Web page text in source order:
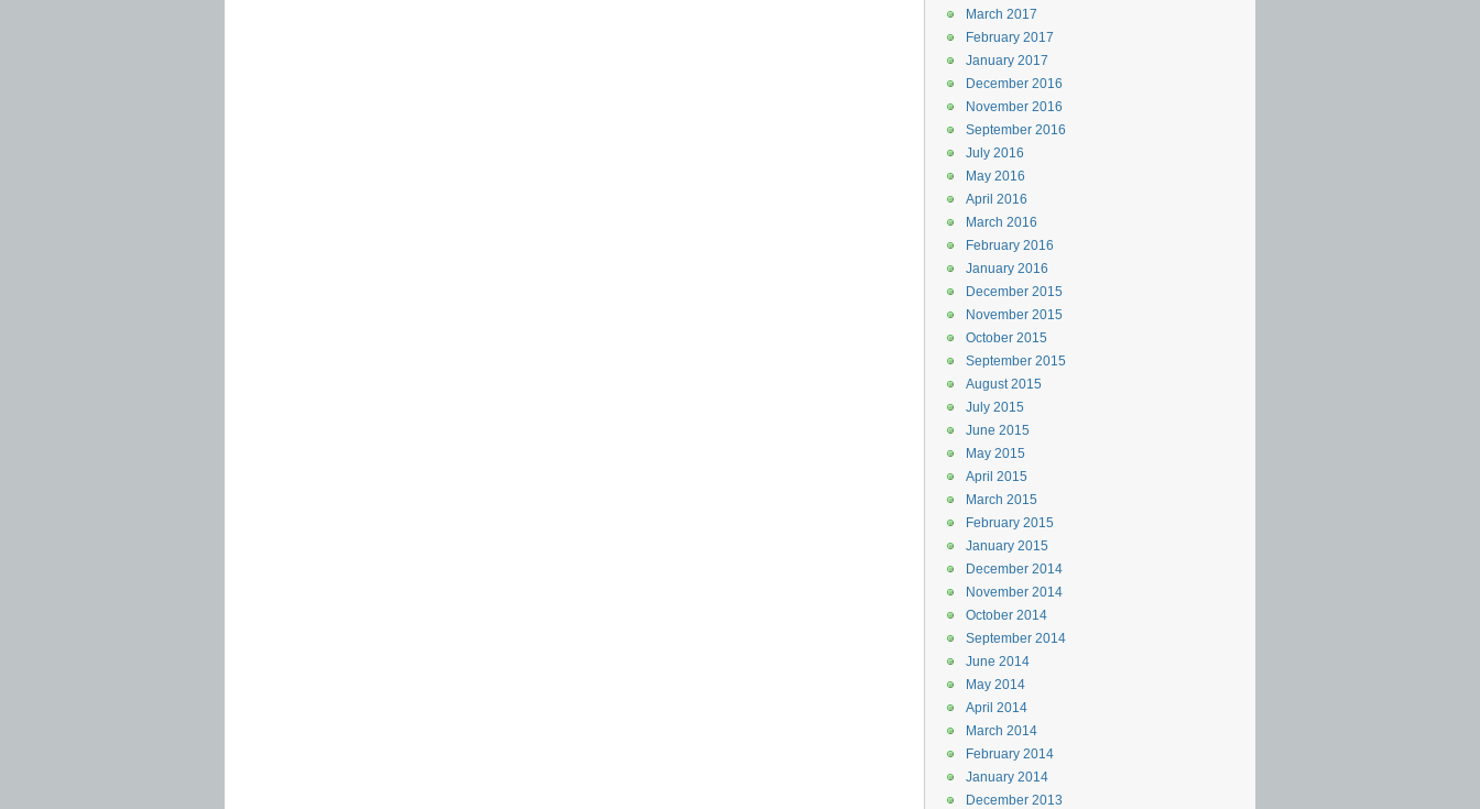
March 2017
February 2017
January 2017
December 2016
November 2016
September 2016
July 2016
May 2016
April 2016
March 2016
February 2016
January 2016
December 2015
November 2015
October 2015
September 2015
August 2015
July 2015
June 2015
May 2015
April 2015
March 2015
February 2015
January 2015
December 2014
November 2014
October 2014
September 2014
June 2014
May 2014
April 2014
March 2014
February 2014
January 2014
December 2013